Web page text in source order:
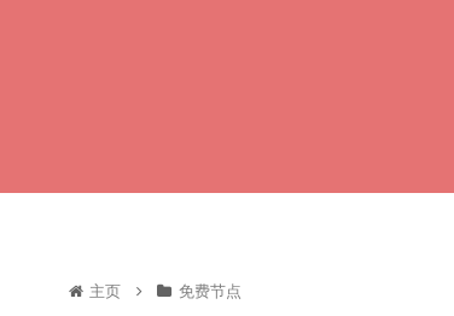
主页 免费节点